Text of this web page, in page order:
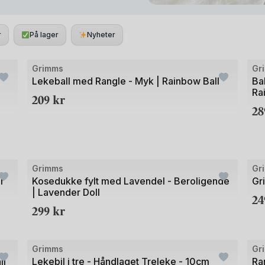
På lager Nyheter
Bilde
av
Grimms
Lekeball med Rangle - Myk | Rainbow Ball
209kr
av
Bilde
Grimms
Kosedukke fylt med Lavendel - Beroligende
| Lavender Doll
299kr
av
Bilde
Grimms
Lekebil i tre - Håndlaget Treleke - 10cm